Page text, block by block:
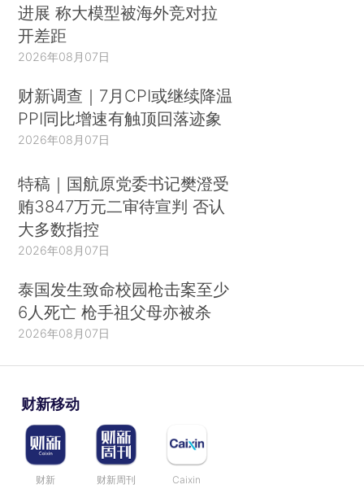
进展 称大模型被海外竞对拉
开差距
2026年08月07日
财新调查｜7月CPI或继续降温
PPI同比增速有触顶回落迹象
2026年08月07日
特稿｜国航原党委书记樊澄受
贿3847万元二审待宣判 否认
大多数指控
2026年08月07日
泰国发生致命校园枪击案至少
6人死亡 枪手祖父母亦被杀
2026年08月07日
财新移动
财新 财新周刊 Caixin